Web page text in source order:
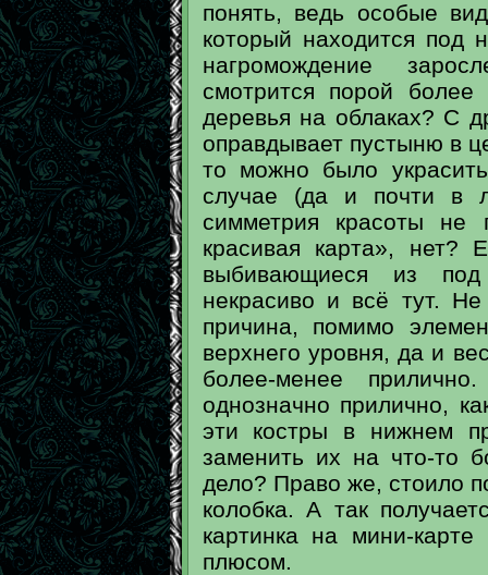
понять, ведь особые
который находится под
нагромождение
смотрится порой
деревья на облаках? С
оправдывает пустыню в
то можно было
случае (да и почти в
симметрия красоты
красивая карта», нет?
выбивающиеся из под
некрасиво и всё тут.
причина, помимо
верхнего уровня, да и
более-менее
однозначно прилично,
эти костры в нижнем
заменить их на что-то
дело? Право же, стоило
колобка. А так
картинка на мини-
плюсом.